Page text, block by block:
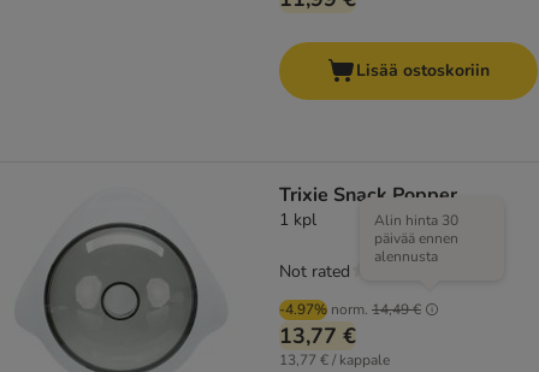
Lisää ostoskoriin
Trixie Snack Popper
1 kpl
-4.97% norm. 14,49 €
Alin hinta 30
päivää ennen
alennusta
13,77 €
13,77 € / kappale
Not rated